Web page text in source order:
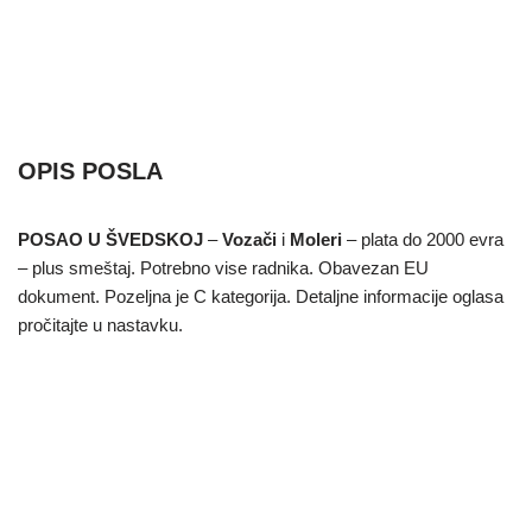
OPIS POSLA
POSAO U ŠVEDSKOJ –Vozači i Moleri – plata do 2000 evra
– plus smeštaj. Potrebno vise radnika. Obavezan EU
dokument. Pozeljna je C kategorija. Detaljne informacije oglasa
pročitajte u nastavku.